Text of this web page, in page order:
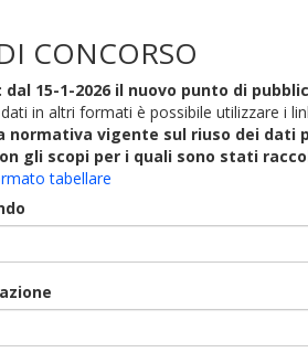
CONCORSO
dal 15-1-2026 il nuovo punto di
in altri formati è possibile utilizzare i
normativa vigente sul riuso dei dati
gli scopi per i quali sono stati
tabellare